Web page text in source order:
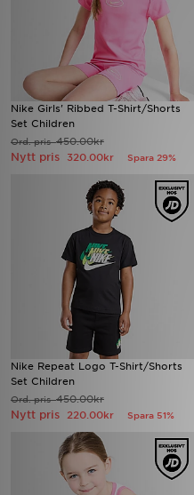
Nike Girls' Ribbed T-Shirt/Shorts
Set Children
Ord. pris450.00kr
Nytt pris 320.00kr Spara 29%
Nike Repeat Logo T-Shirt/Shorts
Set Children
Ord. pris450.00kr
Nytt pris 220.00kr Spara 51%